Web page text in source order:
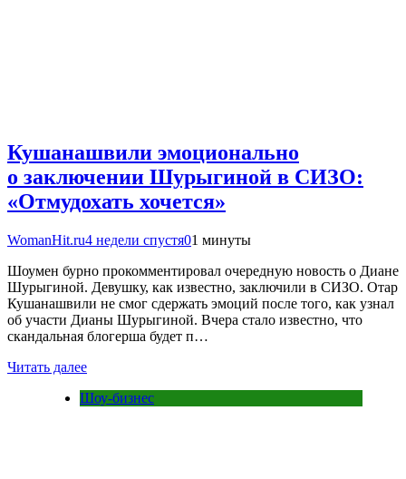
Кушанашвили эмоционально
о заключении Шурыгиной в СИЗО:
«Отмудохать хочется»
WomanHit.ru4 недели спустя01 минуты
Шоумен бурно прокомментировал очередную новость о Диане
Шурыгиной. Девушку, как известно, заключили в СИЗО. Отар
Кушанашвили не смог сдержать эмоций после того, как узнал
об участи Дианы Шурыгиной. Вчера стало известно, что
скандальная блогерша будет п…
Читать далее
Шоу-бизнес